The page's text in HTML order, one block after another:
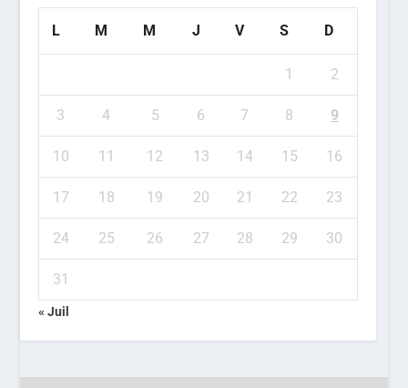
L M M J V S D
1 2
3 4 5 6 7 8 9
10 11 12 13 14 15 16
17 18 19 20 21 22 23
24 25 26 27 28 29 30
31
« Juil